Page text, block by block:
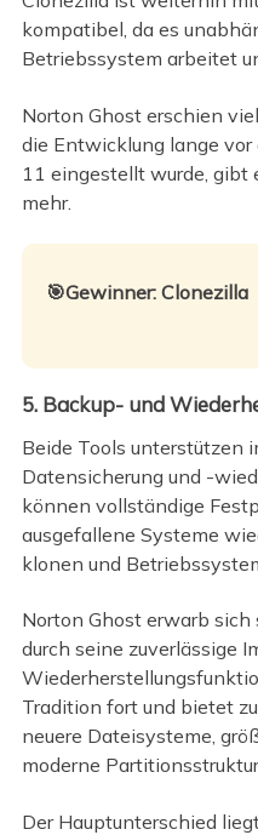
kompatibel, da es
Betriebssystem arbeitet
Norton Ghost erschien
die Entwicklung lange
11 eingestellt wurde, gibt
mehr.
🎯Gewinner: Clonezilla
5. Backup- und
Beide Tools unterstützen
Datensicherung und -
können vollständige
ausgefallene Systeme
klonen und
Norton Ghost erwarb
durch seine zuverlässige
Tradition fort und bietet
neuere Dateisysteme,
moderne
Der Hauptunterschied